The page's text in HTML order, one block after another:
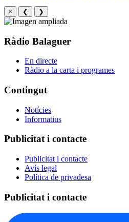
× ❮ ❯
Ràdio Balaguer
En directe
Ràdio a la carta i programes
Contingut
Notícies
Informatius
Publicitat i contacte
Publicitat i contacte
Avís legal
Política de privadesa
Publicitat i contacte